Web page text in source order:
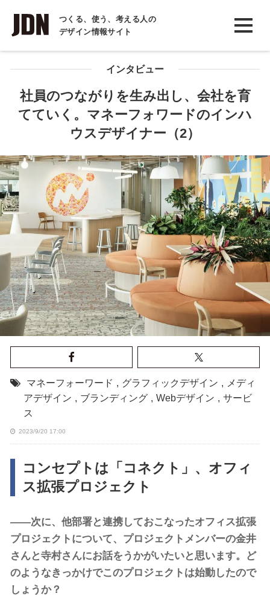
つくる、使う、考える人の
デザイン情報サイト
INTERVIEW
インタビュー
REPORT
COLUMN
インタビュー
社員のつながりを生み出し、会社を育
てていく。マネーフォワードのインハ
ウスデザイナー（2）
マネーフォーワード , グラフィックデザイン , メディ
アデザイン , ブランディング , Webデザイン , サービ
ス
2023/9/20 17:00
コンセプトは「コネクト」、オフィ
ス拡張プロジェクト
――次に、他部署と連携しておこなったオフィス拡張
プロジェクトについて、プロジェクトメンバーの金井
さんと寺村さんにお話をうかがいたいと思います。ど
のようなきっかけでこのプロジェクトは始動したので
しょうか？